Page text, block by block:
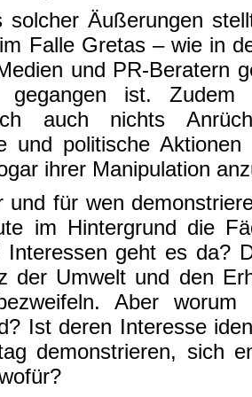
solcher Äußerungen
Falle Gretas – wie in
und PR-Beratern
gegangen ist. Zudem
auch nichts
und politische
ihrer Manipulation
und für wen
im Hintergrund die
Interessen geht es da?
der Umwelt und den
Aber
Ist deren Interesse
demonstrieren, sich